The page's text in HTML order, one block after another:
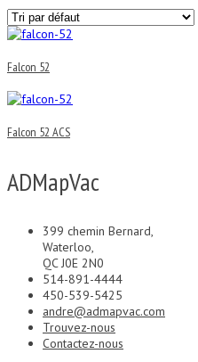
Falcon 52
Falcon 52 ACS
ADMapVac
399 chemin Bernard,
Waterloo,
QC J0E 2N0
514-891-4444
450-539-5425
andre@admapvac.com
Trouvez-nous
Contactez-nous